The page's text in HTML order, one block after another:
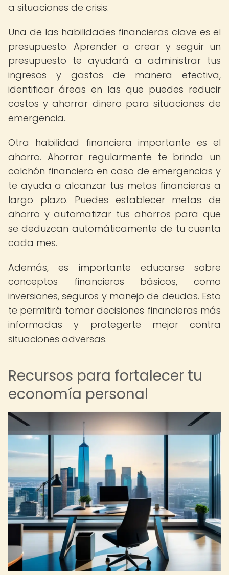
a situaciones de crisis.
Una de las habilidades financieras clave es el
presupuesto. Aprender a crear y seguir un
presupuesto te ayudará a administrar tus
ingresos y gastos de manera efectiva,
identificar áreas en las que puedes reducir
costos y ahorrar dinero para situaciones de
emergencia.
Otra habilidad financiera importante es el
ahorro. Ahorrar regularmente te brinda un
colchón financiero en caso de emergencias y
te ayuda a alcanzar tus metas financieras a
largo plazo. Puedes establecer metas de
ahorro y automatizar tus ahorros para que
se deduzcan automáticamente de tu cuenta
cada mes.
Además, es importante educarse sobre
conceptos financieros básicos, como
inversiones, seguros y manejo de deudas. Esto
te permitirá tomar decisiones financieras más
informadas y protegerte mejor contra
situaciones adversas.
Recursos para fortalecer tu
economía personal